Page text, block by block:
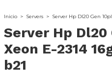
Inicio > Servers > Server Hp Dl20 Gen
Server Hp Dl20
Xeon E-2314
b21